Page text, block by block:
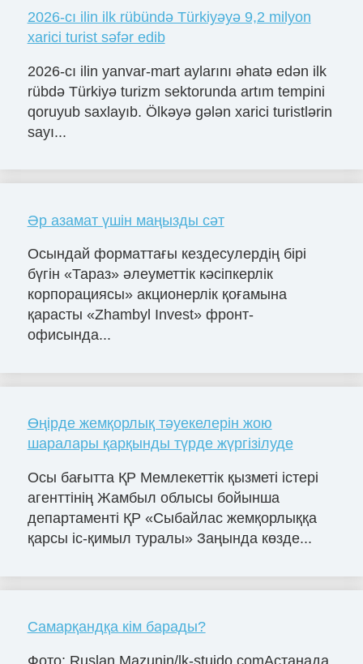
2026-cı ilin ilk rübündə Türkiyəyə 9,2 milyon
xarici turist səfər edib
2026-cı ilin yanvar-mart aylarını əhatə edən ilk
rübdə Türkiyə turizm sektorunda artım tempini
qoruyub saxlayıb. Ölkəyə gələn xarici turistlərin
sayı...
Әр азамат үшін маңызды сәт
Осындай форматтағы кездесулердің бірі
бүгін «Тараз» әлеуметтік кәсіпкерлік
корпорациясы» акционерлік қоғамына
қарасты «Zhambyl Invest» фронт-
офисында...
Өңірде жемқорлық тәуекелерін жою
шаралары қарқынды түрде жүргізілуде
Осы бағытта ҚР Мемлекеттік қызметі істері
агенттінің Жамбыл облысы бойынша
департаменті ҚР «Сыбайлас жемқорлыққа
қарсы іс-қимыл туралы» Заңында көзде...
Самарқандқа кім барады?
Фото: Ruslan Mazunin/lk-stuido.comАстанада